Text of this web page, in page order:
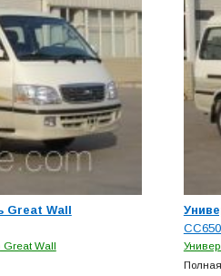
Great Wall
Great Wall
Полная